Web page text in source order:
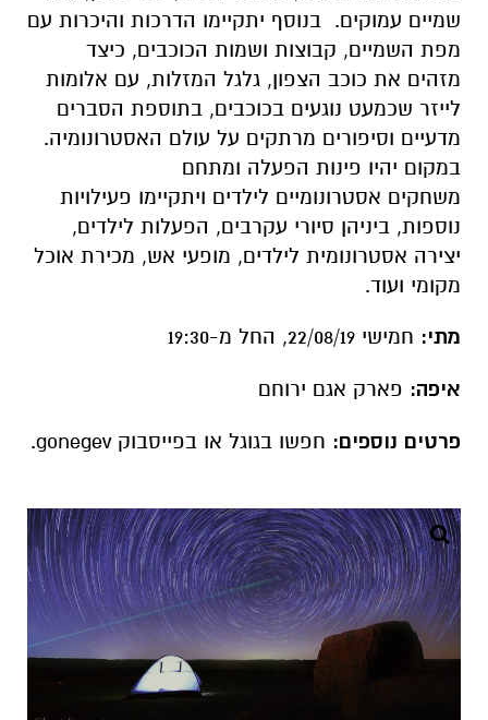
שמיים עמוקים. בנוסף יתקיימו הדרכות והיכרות עם
מפת השמיים, קבוצות ושמות הכוכבים, כיצד
מזהים את כוכב הצפון, גלגל המזלות, עם אלומות
לייזר שכמעט נוגעים בכוכבים, בתוספת הסברים
מדעיים וסיפורים מרתקים על עולם האסטרונומיה.
במקום יהיו פינות הפעלה ומתחם
משחקים אסטרונומיים לילדים ויתקיימו פעילויות
נוספות, ביניהן סיורי עקרבים, הפעלות לילדים,
יצירה אסטרונומית לילדים, מופעי אש, מכירת אוכל
מקומי ועוד.
מתי: חמישי 22/08/19, החל מ-19:30
איפה: פארק אגם ירוחם
פרטים נוספים: חפשו בגוגל או בפייסבוק gonegev.